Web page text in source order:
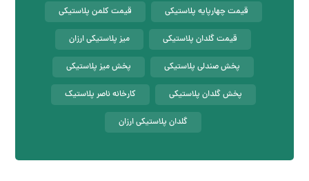
قیمت چهارپایه پلاستیکی قیمت کلمن پلاستیکی
قیمت گلدان پلاستیکی میز پلاستیکی ارزان
پخش صندلی پلاستیکی پخش میز پلاستیکی
پخش گلدان پلاستیکی کارخانه ناصر پلاستیک
گلدان پلاستیکی ارزان